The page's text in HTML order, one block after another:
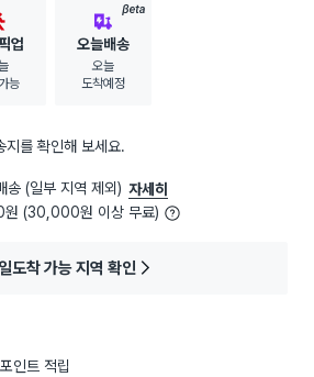
업
능
BETA
오늘배송
오늘
도착예정
지를 확인해 보세요.
송 (일부 지역 제외) 자세히
(30,000원 이상 무료)
도착 가능 지역 확인
인트 적립